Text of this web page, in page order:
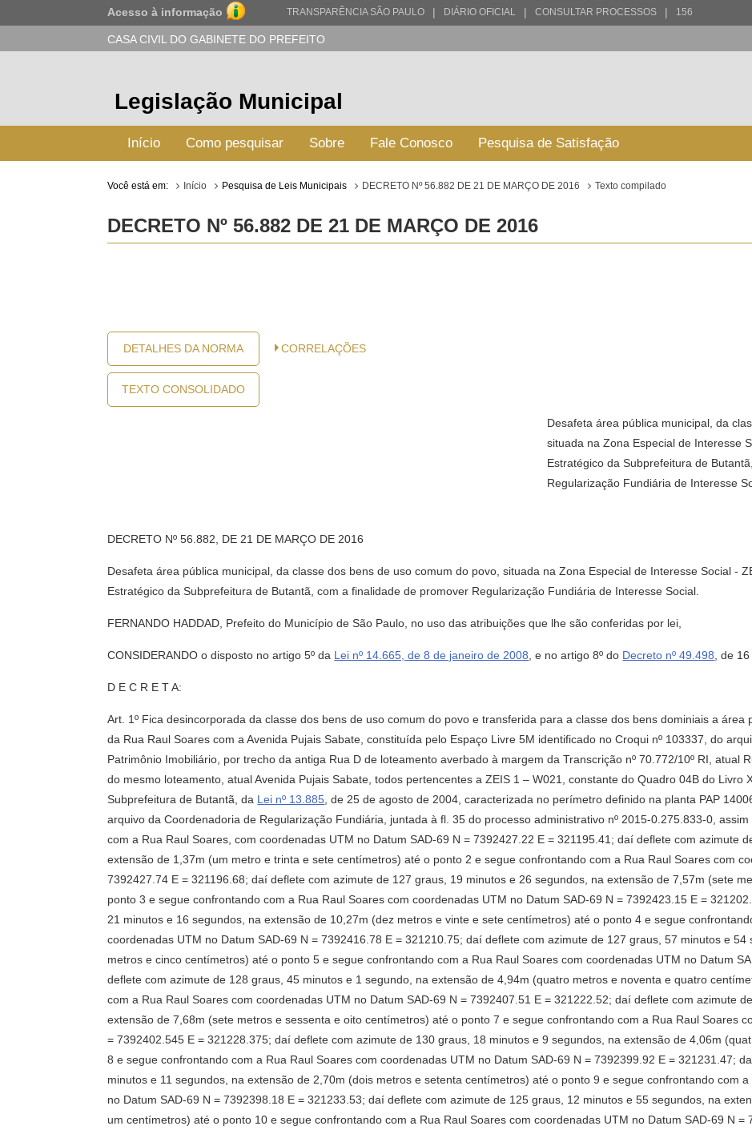
Acesso à informação TRANSPARÊNCIA SÃO PAULO | DIÁRIO OFICIAL | CONSULTAR PROCESSOS | 156
CASA CIVIL DO GABINETE DO PREFEITO
Legislação Municipal
Início Como pesquisar Sobre Fale Conosco Pesquisa de Satisfação
Você está em: Início Pesquisa de Leis Municipais DECRETO Nº 56.882 DE 21 DE MARÇO DE 2016 Texto compilado
DECRETO Nº 56.882 DE 21 DE MARÇO DE 2016
DETALHES DA NORMA
TEXTO CONSOLIDADO
CORRELAÇÕES
Desafeta área pública municipal, da
situada na Zona Especial de Interesse
Estratégico da Subprefeitura de
Regularização Fundiária de Interesse
DECRETO Nº 56.882, DE 21 DE MARÇO DE 2016
Desafeta área pública municipal, da classe dos bens de uso comum do povo, situada na Zona Especial de Interesse Social -
Estratégico da Subprefeitura de Butantã, com a finalidade de promover Regularização Fundiária de Interesse Social.
FERNANDO HADDAD, Prefeito do Município de São Paulo, no uso das atribuições que lhe são conferidas por lei,
CONSIDERANDO o disposto no artigo 5º da Lei nº 14.665, de 8 de janeiro de 2008 , e no artigo 8º do Decreto nº 49.498 , de
D E C R E T A:
Art. 1º Fica desincorporada da classe dos bens de uso comum do povo e transferida para a classe dos bens dominiais a área
da Rua Raul Soares com a Avenida Pujais Sabate, constituída pelo Espaço Livre 5M identificado no Croqui nº 103337, do
Patrimônio Imobiliário, por trecho da antiga Rua D de loteamento averbado à margem da Transcrição nº 70.772/10º RI, atual
do mesmo loteamento, atual Avenida Pujais Sabate, todos pertencentes a ZEIS 1 – W021, constante do Quadro 04B do Livro
Subprefeitura de Butantã, da Lei nº 13.885 , de 25 de agosto de 2004, caracterizada no perímetro definido na planta PAP
arquivo da Coordenadoria de Regularização Fundiária, juntada à fl. 35 do processo administrativo nº 2015-0.275.833-0,
com a Rua Raul Soares, com coordenadas UTM no Datum SAD-69 N = 7392427.22 E = 321195.41; daí deflete com azimute
extensão de 1,37m (um metro e trinta e sete centímetros) até o ponto 2 e segue confrontando com a Rua Raul Soares com
7392427.74 E = 321196.68; daí deflete com azimute de 127 graus, 19 minutos e 26 segundos, na extensão de 7,57m (sete
ponto 3 e segue confrontando com a Rua Raul Soares com coordenadas UTM no Datum SAD-69 N = 7392423.15 E =
21 minutos e 16 segundos, na extensão de 10,27m (dez metros e vinte e sete centímetros) até o ponto 4 e segue
coordenadas UTM no Datum SAD-69 N = 7392416.78 E = 321210.75; daí deflete com azimute de 127 graus, 57 minutos e
metros e cinco centímetros) até o ponto 5 e segue confrontando com a Rua Raul Soares com coordenadas UTM no Datum
deflete com azimute de 128 graus, 45 minutos e 1 segundo, na extensão de 4,94m (quatro metros e noventa e quatro
com a Rua Raul Soares com coordenadas UTM no Datum SAD-69 N = 7392407.51 E = 321222.52; daí deflete com azimute
extensão de 7,68m (sete metros e sessenta e oito centímetros) até o ponto 7 e segue confrontando com a Rua Raul Soares
= 7392402.545 E = 321228.375; daí deflete com azimute de 130 graus, 18 minutos e 9 segundos, na extensão de 4,06m
8 e segue confrontando com a Rua Raul Soares com coordenadas UTM no Datum SAD-69 N = 7392399.92 E = 321231.47;
minutos e 11 segundos, na extensão de 2,70m (dois metros e setenta centímetros) até o ponto 9 e segue confrontando com
no Datum SAD-69 N = 7392398.18 E = 321233.53; daí deflete com azimute de 125 graus, 12 minutos e 55 segundos, na
um centímetros) até o ponto 10 e segue confrontando com a Rua Raul Soares com coordenadas UTM no Datum SAD-69 N